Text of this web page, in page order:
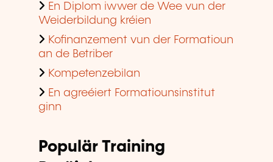
En Diplom iwwer de Wee vun der
Weiderbildung kréien
Kofinanzement vun der Formatioun
an de Betriber
Kompetenzebilan
En agreéiert Formatiounsinstitut
ginn
Populär Training